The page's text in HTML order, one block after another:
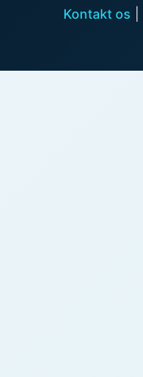
Kontakt os